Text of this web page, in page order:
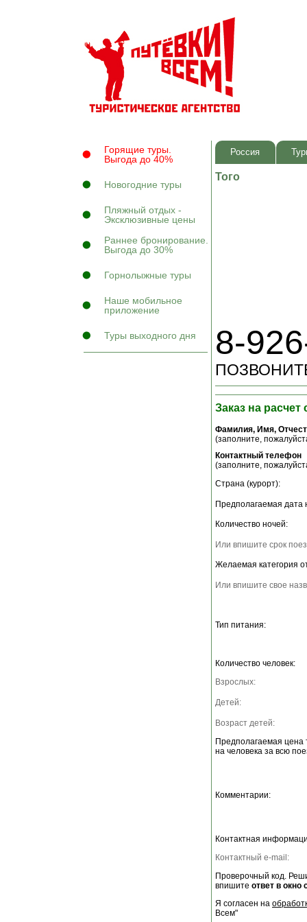
Горящие туры.
Выгода до 40%
Новогодние туры
Пляжный отдых -
Эксклюзивные цены
Раннее бронирование.
Выгода до 30%
Горнолыжные туры
Наше мобильное
приложение
Туры выходного дня
Россия
Того
8-
Заказ на расчет
Фамилия, Имя,
(заполните,
Контактный телефон
(заполните,
Страна (курорт):
Предполагаемая дата
Количество ночей:
Или впишите срок
Желаемая категория
Или впишите свое
Тип питания:
Количество человек:
Взрослых:
Детей:
Возраст детей:
Предполагаемая цена
на человека за всю
Комментарии:
Контактная
Контактный e-mail:
Проверочный код.
впишите ответ в окно
Я согласен на
Всем"